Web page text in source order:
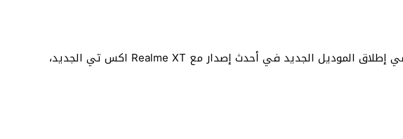
يترقب جمهور مستخدمي ماركة ريلمي إطلاق الموديل الجديد في أحدث إصدار مع Realme XT اكس تي الجديد،